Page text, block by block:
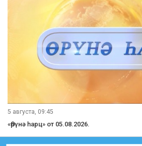
5 августа, 09:45
«Өрүнә һарц» от 05.08.2026.